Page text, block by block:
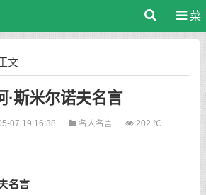
菜
文
·斯米尔诺夫名言
07 19:16:38 名人名言 202 ℃
名言